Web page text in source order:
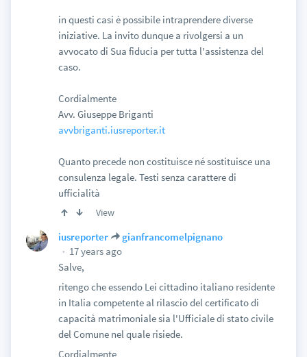
in questi casi è possibile intraprendere diverse
iniziative. La invito dunque a rivolgersi a un
avvocato di Sua fiducia per tutta l'assistenza del
caso.
Cordialmente
Avv. Giuseppe Briganti
avvbriganti.iusreporter.it
Quanto precede non costituisce né sostituisce una
consulenza legale. Testi senza carattere di
ufficialità
View
iusreporter
gianfrancomelpignano
17 years ago
Salve,
ritengo che essendo Lei cittadino italiano residente
in Italia competente al rilascio del certificato di
capacità matrimoniale sia l'Ufficiale di stato civile
del Comune nel quale risiede.
Cordialmente